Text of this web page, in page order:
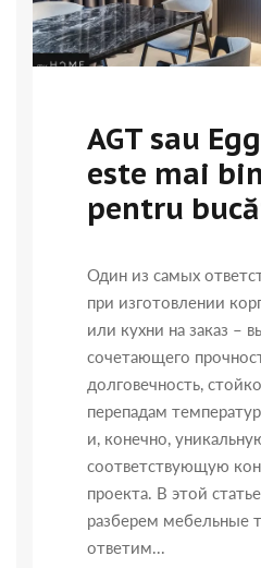
AGT sau
este mai
pentru
Один из самых
при изготовлении
или кухни на заказ –
сочетающего
долговечность,
перепадам
и, конечно,
соответствующую
проекта. В этой
разберем мебельные
ответим...